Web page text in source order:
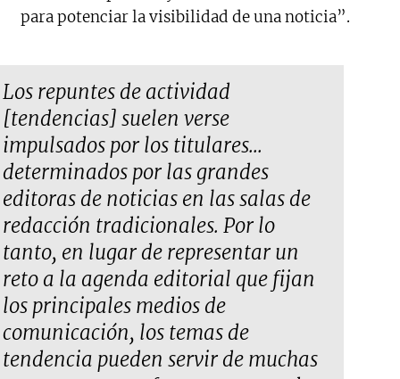
para potenciar la visibilidad de una noticia”.
Los repuntes de actividad
[tendencias] suelen verse
impulsados por los titulares...
determinados por las grandes
editoras de noticias en las salas de
redacción tradicionales. Por lo
tanto, en lugar de representar un
reto a la agenda editorial que fijan
los principales medios de
comunicación, los temas de
tendencia pueden servir de muchas